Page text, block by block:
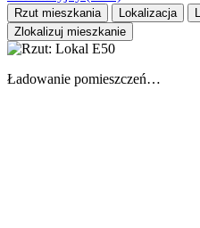
Rzut mieszkania Lokalizacja
Zlokalizuj mieszkanie
Ładowanie pomieszczeń…